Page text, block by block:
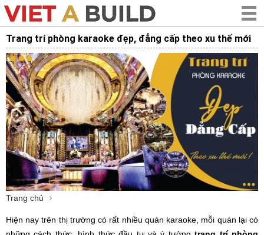
Trang trí phòng karaoke đẹp, đẳng cấp theo xu thế mới
Trang chủ
Hiện nay trên thị trường có rất nhiều quán karaoke, mỗi quán lại có